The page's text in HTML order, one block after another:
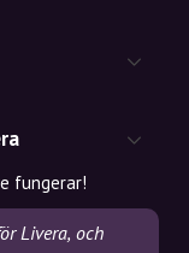
fungerar!
Livera, och